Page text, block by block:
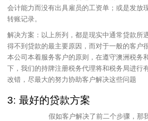
会计能力而没有出具雇员的工资单；或是发放
转账记录。
解决方案：以上所列，都是现实中通常贷款所
得不到贷款的最主要原因，而对于一般的客户
本公司本着服务客户的原则，在遵守澳洲税务
下，我们的持牌注册税务代理将和税务局进行
改错，尽最大的努力协助客户解决这些问题
3: 最好的贷款方案
假如客户解决了前二个步骤，那